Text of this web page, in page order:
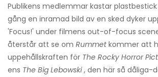
Publikens medlemmar kastar
gång en inramad bild av en sked dyker
'Focus!' under filmens out-of-focus
återstår att se om Rummetkommer att
uppehållskraften för The Rocky Horror
ens The Big Lebowski, den här så dåliga-